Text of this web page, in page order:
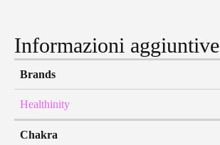
Informazioni aggiuntive
Brands
Healthinity
Chakra